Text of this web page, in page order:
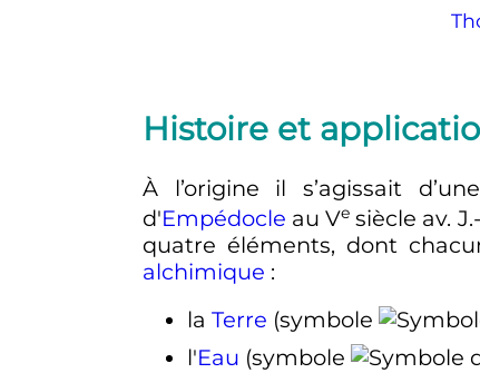
Histoire et
À l’origine il s’agissait
d'Empédocle au Ve siècle av.
quatre éléments, dont
alchimique :
la Terre (symbole
l'Eau (symbole